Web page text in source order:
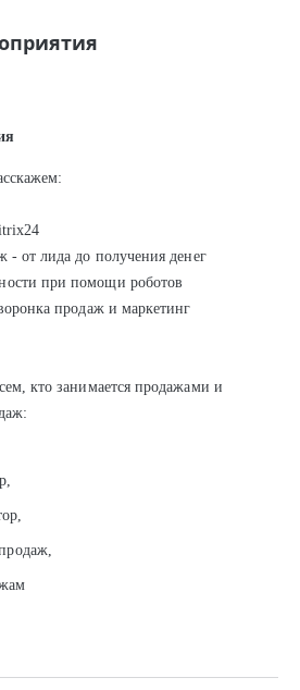
- от лида до получения денег
при помощи роботов
продаж и маркетинг
кто занимается продажами и